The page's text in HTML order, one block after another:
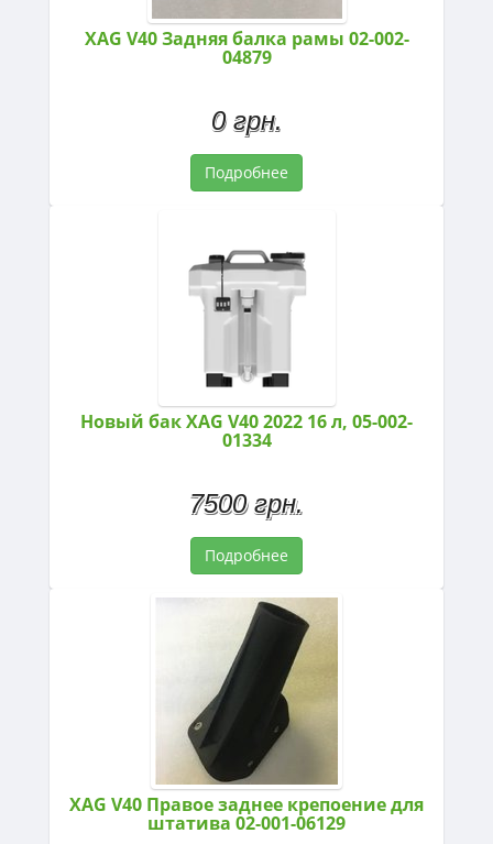
XAG V40 Задняя балка рамы 02-002-
04879
0 грн.
Подробнее
Новый бак XAG V40 2022 16 л, 05-002-
01334
7500 грн.
Подробнее
XAG V40 Правое заднее крепоение для
штатива 02-001-06129